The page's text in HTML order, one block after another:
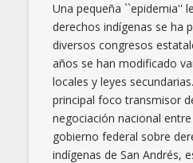
Una pequeña ``epidemia''
derechos indígenas se ha
diversos congresos
años se han modificado
locales y leyes
principal foco transmisor
negociación nacional
gobierno federal sobre
indígenas de San Andrés,